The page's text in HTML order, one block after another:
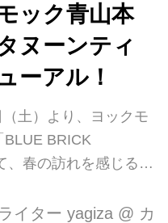
ック青山本
ヌーンティ
ーアル！
土）より、ヨックモ
BLUE BRICK
、春の訪れを感じるテ
ー・ブリック・ティ
テラスのティータイム
イター yagiza @ カ